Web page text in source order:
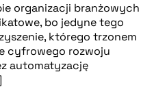
organizacji branżowych
bo jedyne tego
którego trzonem
cyfrowego rozwoju
automatyzację